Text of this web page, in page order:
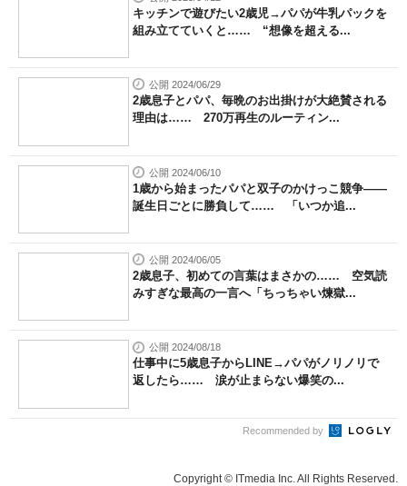
キッチンで遊びたい2歳児→パパが牛乳パックを
組み立てていくと…… “想像を超える...
公開 2024/06/29
2歳息子とパパ、毎晩のお出掛けが大絶賛される
理由は…… 270万再生のルーティン...
公開 2024/06/10
1歳から始まったパパと双子のかけっこ競争――
誕生日ごとに勝負して…… 「いつか追...
公開 2024/06/05
2歳息子、初めての言葉はまさかの…… 空気読
みすぎな最高の一言へ「ちっちゃい煉獄...
公開 2024/08/18
仕事中に5歳息子からLINE→パパがノリノリで
返したら…… 涙が止まらない爆笑の...
Recommended by
Copyright © ITmedia Inc. All Rights Reserved.